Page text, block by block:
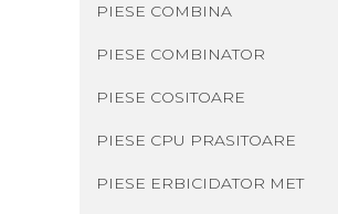
PIESE COMBINA
PIESE COMBINATOR
PIESE COSITOARE
PIESE CPU PRASITOARE
PIESE ERBICIDATOR MET